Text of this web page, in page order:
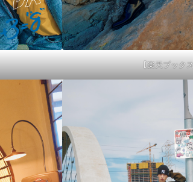
【楽天ブック